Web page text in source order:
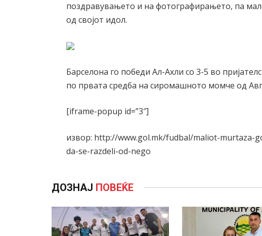
поздравувањето и на фотографирањето, па
од својот идол.
Барселона го победи Ал-Ахли со 3-5 во
по првата средба на сиромашното момче од
[iframe-popup id=”3″]
извор: http://www.gol.mk/fudbal/maliot-murtaza-
da-se-razdeli-od-nego
ДОЗНАЈ ПОВЕЌЕ